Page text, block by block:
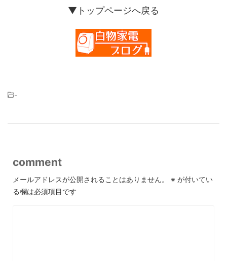
▼トップページへ戻る
-
comment
メールアドレスが公開されることはありません。 ※ が付いてい
る欄は必須項目です